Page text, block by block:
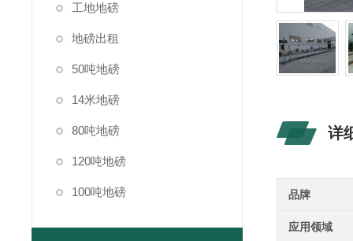
工地地磅
地磅出租
50吨地磅
14米地磅
80吨地磅
120吨地磅
100吨地磅
详
品牌
应用领域